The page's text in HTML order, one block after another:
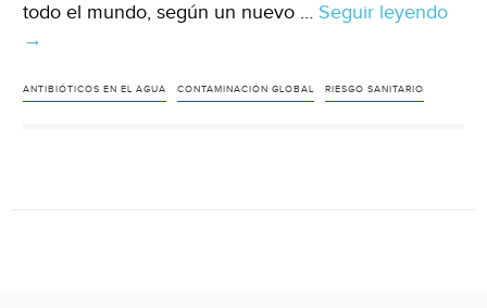
todo el mundo, según un nuevo … Seguir leyendo
→
ANTIBIÓTICOS EN EL AGUA CONTAMINACIÓN GLOBAL RIESGO SANITARIO